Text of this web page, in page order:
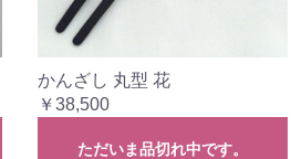
かんざし 丸型 花
￥38,500
ただいま品切れ中です。